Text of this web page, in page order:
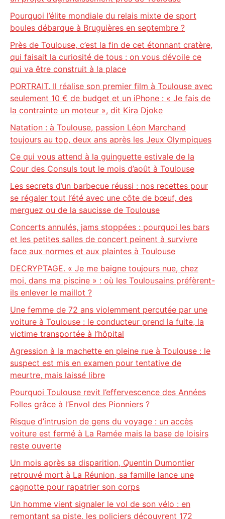
Pourquoi l’élite mondiale du relais mixte de sport
boules débarque à Bruguières en septembre ?
Près de Toulouse, c’est la fin de cet étonnant cratère,
qui faisait la curiosité de tous : on vous dévoile ce
qui va être construit à la place
PORTRAIT. Il réalise son premier film à Toulouse avec
seulement 10 € de budget et un iPhone : « Je fais de
la contrainte un moteur », dit Kira Djoke
Natation : à Toulouse, passion Léon Marchand
toujours au top, deux ans après les Jeux Olympiques
Ce qui vous attend à la guinguette estivale de la
Cour des Consuls tout le mois d’août à Toulouse
Les secrets d’un barbecue réussi : nos recettes pour
se régaler tout l’été avec une côte de bœuf, des
merguez ou de la saucisse de Toulouse
Concerts annulés, jams stoppées : pourquoi les bars
et les petites salles de concert peinent à survivre
face aux normes et aux plaintes à Toulouse
DECRYPTAGE. « Je me baigne toujours nue, chez
moi, dans ma piscine » : où les Toulousains préfèrent-
ils enlever le maillot ?
Une femme de 72 ans violemment percutée par une
voiture à Toulouse : le conducteur prend la fuite, la
victime transportée à l’hôpital
Agression à la machette en pleine rue à Toulouse : le
suspect est mis en examen pour tentative de
meurtre, mais laissé libre
Pourquoi Toulouse revit l’effervescence des Années
Folles grâce à l’Envol des Pionniers ?
Risque d’intrusion de gens du voyage : un accès
voiture est fermé à La Ramée mais la base de loisirs
reste ouverte
Un mois après sa disparition, Quentin Dumontier
retrouvé mort à La Réunion, sa famille lance une
cagnotte pour rapatrier son corps
Un homme vient signaler le vol de son vélo : en
remontant sa piste, les policiers découvrent 172